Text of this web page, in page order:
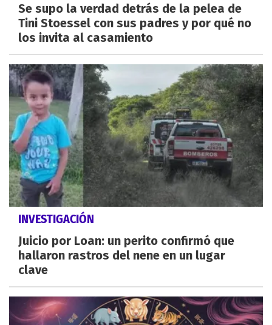
Se supo la verdad detrás de la pelea de
Tini Stoessel con sus padres y por qué no
los invita al casamiento
INVESTIGACIÓN
Juicio por Loan: un perito confirmó que
hallaron rastros del nene en un lugar
clave